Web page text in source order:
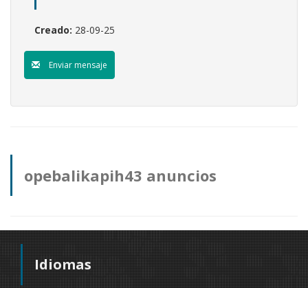
Creado: 28-09-25
Enviar mensaje
opebalikapih43 anuncios
Idiomas